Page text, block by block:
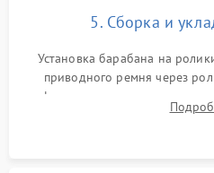
5. Сборка и
Установка барабана на
приводного ремня через
фиксация всех узлов,
модулю управления. Монтаж